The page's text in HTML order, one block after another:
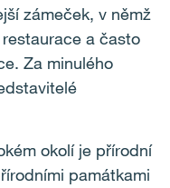
zámeček, v němž
a často
Za minulého
okolí je přírodní
památkami